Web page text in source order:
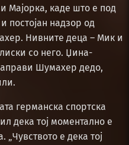
Мајорка, каде што е под
постојан надзор од
Нивните деца – Мик и
со него. Џина-
Шумахер дедо,
германска спортска
дека тој моментално е
е дека тој